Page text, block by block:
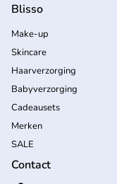
Blisso
Make-up
Skincare
Haarverzorging
Babyverzorging
Cadeausets
Merken
SALE
Contact